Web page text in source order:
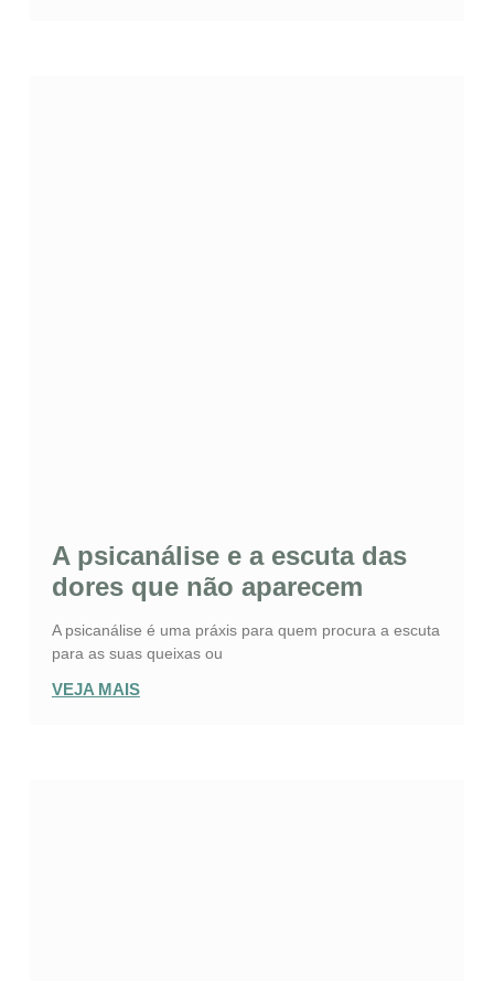
A psicanálise e a escuta das
dores que não aparecem
A psicanálise é uma práxis para quem procura a escuta
para as suas queixas ou
VEJA MAIS